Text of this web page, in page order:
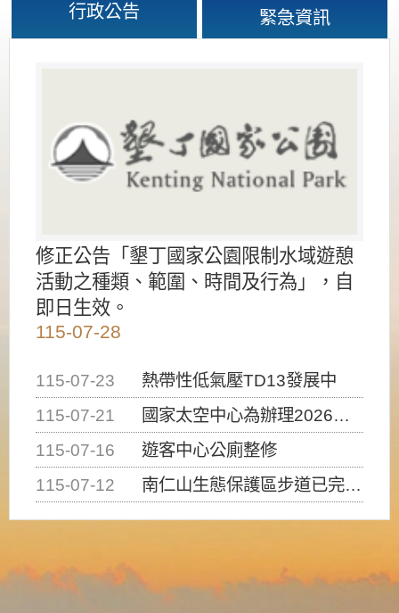
行政公告 緊急資訊
修正公告「墾丁國家公園限制水域遊憩
活動之種類、範圍、時間及行為」，自
即日生效。
115-07-28
115-07-23
熱帶性低氣壓TD13發展中
115-07-21
國家太空中心為辦理2026台灣盃火箭競賽，陸、海、空域警戒及協調相關事宜，因颱風備案事宜
115-07-16
遊客中心公廁整修
115-07-12
南仁山生態保護區步道已完成修復，自115年7月13日（星期一）起恢復開放入園，歡迎民眾依規定申請入園....